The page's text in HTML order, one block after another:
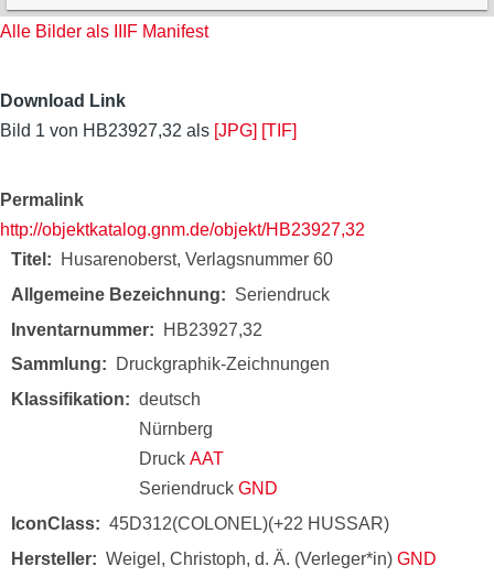
Alle Bilder als IIIF Manifest
Download Link
Bild 1 von HB23927,32 als [JPG] [TIF]
Permalink
http://objektkatalog.gnm.de/objekt/HB23927,32
Titel
Husarenoberst, Verlagsnummer 60
Allgemeine Bezeichnung
Seriendruck
Inventarnummer
HB23927,32
Sammlung
Druckgraphik-Zeichnungen
Klassifikation
deutsch
Nürnberg
Druck AAT
Seriendruck GND
IconClass
45D312(COLONEL)(+22 HUSSAR)
Hersteller
Weigel, Christoph, d. Ä. (Verleger*in) GND